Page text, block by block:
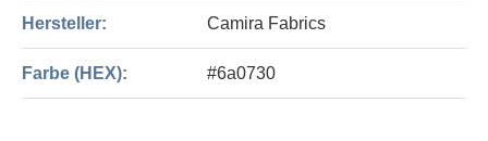
Hersteller: Camira Fabrics
Farbe (HEX): #6a0730